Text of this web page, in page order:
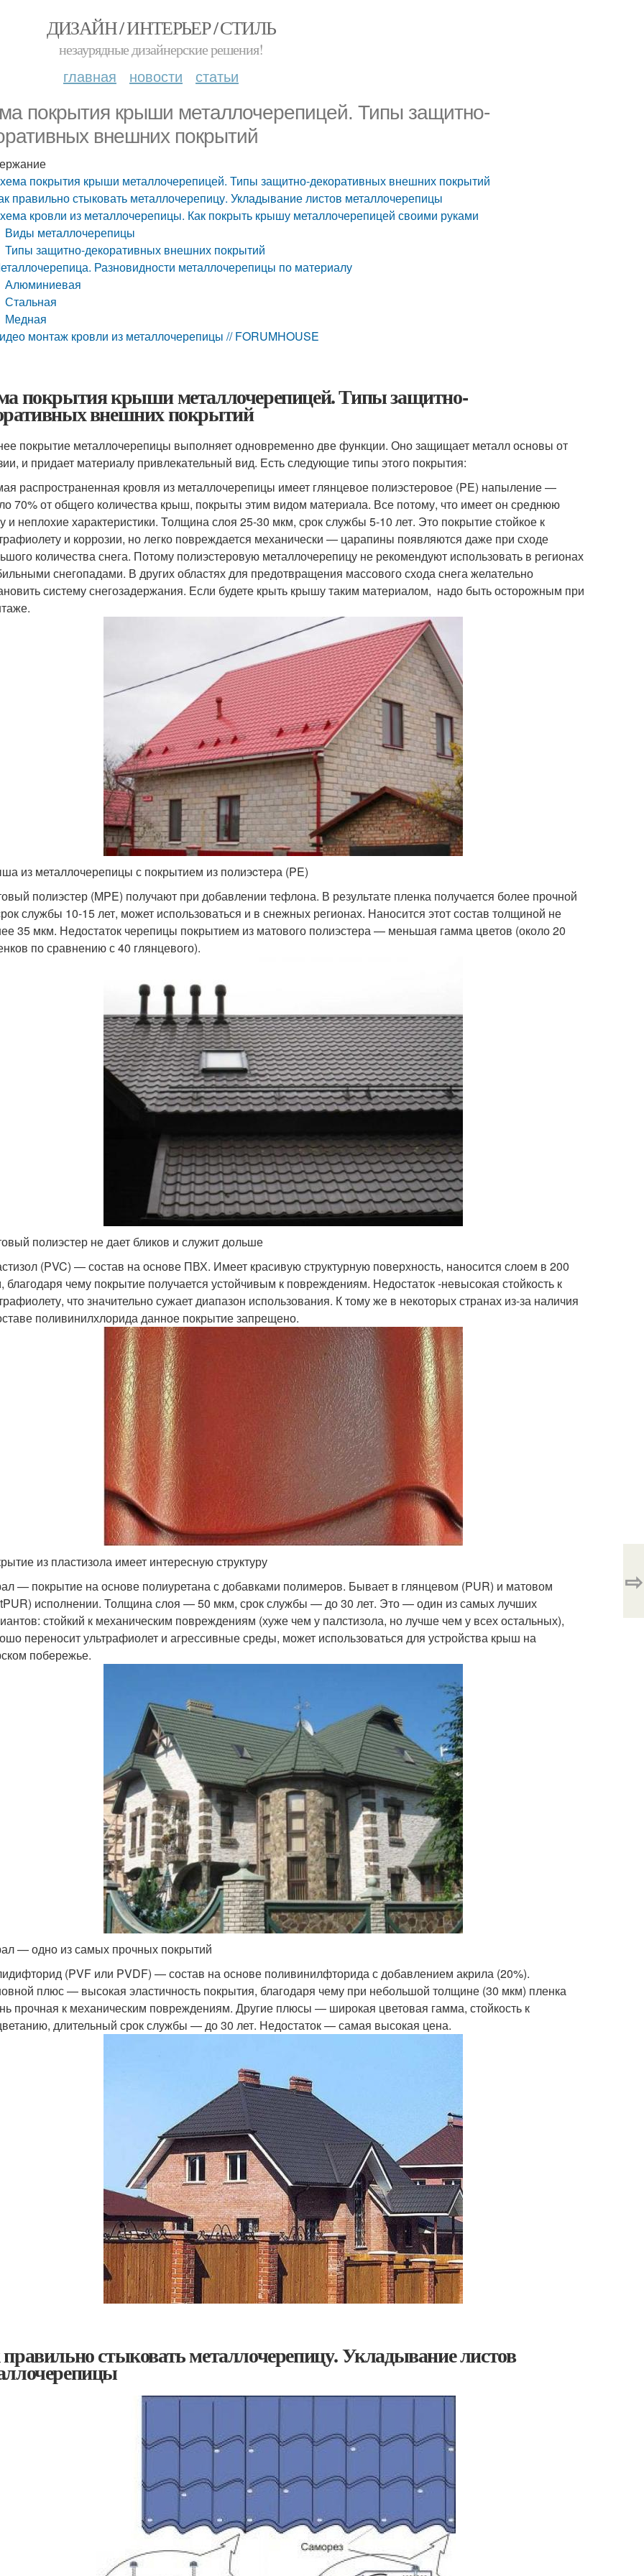
ДИЗАЙН / ИНТЕРЬЕР / СТИЛЬ
незаурядные дизайнерские решения!
главная новости статьи
покрытия крыши металлочерепицей. Типы защитно-
внешних покрытий
покрытия крыши металлочерепицей. Типы защитно-декоративных внешних покрытий
правильно стыковать металлочерепицу. Укладывание листов металлочерепицы
кровли из металлочерепицы. Как покрыть крышу металлочерепицей своими руками
Виды металлочерепицы
Типы защитно-декоративных внешних покрытий
Разновидности металлочерепицы по материалу
Алюминиевая
Стальная
Медная
монтаж кровли из металлочерепицы // FORUMHOUSE
покрытия крыши металлочерепицей. Типы защитно-
внешних покрытий
покрытие металлочерепицы выполняет одновременно две функции. Оно защищает металл основы от
и придает материалу привлекательный вид. Есть следующие типы этого покрытия:
распространенная кровля из металлочерепицы имеет глянцевое полиэстеровое (PE) напыление —
70% от общего количества крыш, покрыты этим видом материала. Все потому, что имеет он среднюю
и неплохие характеристики. Толщина слоя 25-30 мкм, срок службы 5-10 лет. Это покрытие стойкое к
и коррозии, но легко повреждается механически — царапины появляются даже при сходе
количества снега. Потому полиэстеровую металлочерепицу не рекомендуют использовать в регионах
снегопадами. В других областях для предотвращения массового схода снега желательно
систему снегозадержания. Если будете крыть крышу таким материалом, надо быть осторожным при
из металлочерепицы с покрытием из полиэcтера (PE)
полиэстер (MPE) получают при добавлении тефлона. В результате пленка получается более прочной
службы 10-15 лет, может использоваться и в снежных регионах. Наносится этот состав толщиной не
35 мкм. Недостаток черепицы покрытием из матового полиэстера — меньшая гамма цветов (около 20
по сравнению с 40 глянцевого).
полиэстер не дает бликов и служит дольше
(PVC) — состав на основе ПВХ. Имеет красивую структурную поверхность, наносится слоем в 200
благодаря чему покрытие получается устойчивым к повреждениям. Недостаток -невысокая стойкость к
что значительно сужает диапазон использования. К тому же в некоторых странах из-за наличия
поливинилхлорида данное покрытие запрещено.
из пластизола имеет интересную структуру
— покрытие на основе полиуретана с добавками полимеров. Бывает в глянцевом (PUR) и матовом
исполнении. Толщина слоя — 50 мкм, срок службы — до 30 лет. Это — один из самых лучших
стойкий к механическим повреждениям (хуже чем у палстизола, но лучше чем у всех остальных),
переносит ультрафиолет и агрессивные среды, может использоваться для устройства крыш на
побережье.
— одно из самых прочных покрытий
(PVF или PVDF) — состав на основе поливинилфторида с добавлением акрила (20%).
плюс — высокая эластичность покрытия, благодаря чему при небольшой толщине (30 мкм) пленка
прочная к механическим повреждениям. Другие плюсы — широкая цветовая гамма, стойкость к
длительный срок службы — до 30 лет. Недостаток — самая высокая цена.
стыковать металлочерепицу. Укладывание листов
⇨